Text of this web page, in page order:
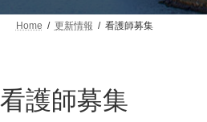
Home 更新情報 看護師募集
看護師募集